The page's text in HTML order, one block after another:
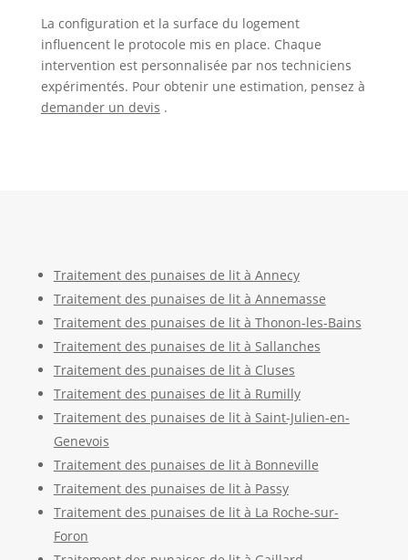
La configuration et la surface du logement
influencent le protocole mis en place. Chaque
intervention est personnalisée par nos techniciens
expérimentés. Pour obtenir une estimation, pensez à
demander un devis .
Traitement des punaises de lit à Annecy
Traitement des punaises de lit à Annemasse
Traitement des punaises de lit à Thonon-les-Bains
Traitement des punaises de lit à Sallanches
Traitement des punaises de lit à Cluses
Traitement des punaises de lit à Rumilly
Traitement des punaises de lit à Saint-Julien-en-
Genevois
Traitement des punaises de lit à Bonneville
Traitement des punaises de lit à Passy
Traitement des punaises de lit à La Roche-sur-
Foron